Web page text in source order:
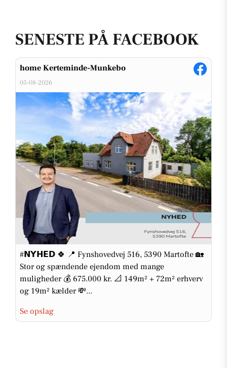
SENESTE PÅ FACEBOOK
home Kerteminde-Munkebo
05-08-2026
#𝗡𝗬𝗛𝗘𝗗 🍀 📍 Fynshovedvej 516, 5390 Martofte 🏡
Stor og spændende ejendom med mange
muligheder 💰 675.000 kr. 📐 149m² + 72m² erhverv
og 19m² kælder 💸...
Se opslag